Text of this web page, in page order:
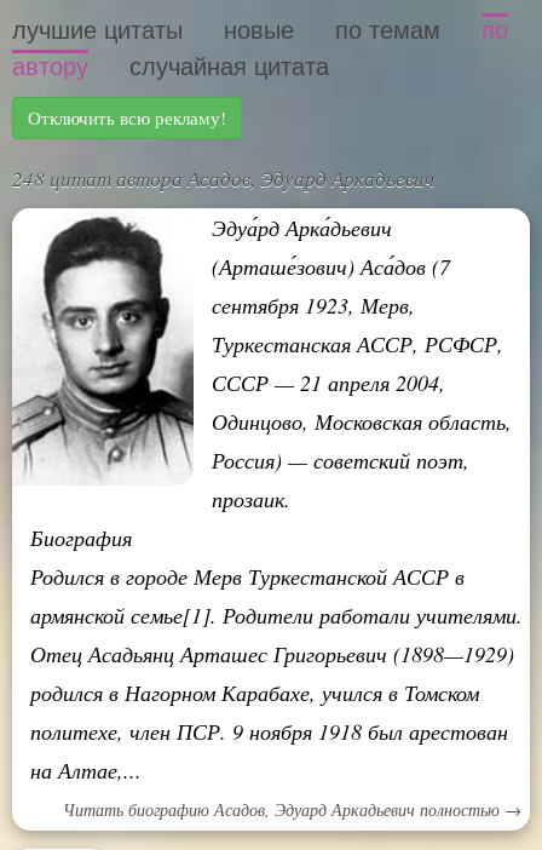
лучшие цитаты новые по темам
по
автору
случайная цитата
Отключить всю рекламу!
248 цитат автора Асадов, Эдуард Аркадьевич
Эдуа́рд Арка́дьевич
(Арташе́зович) Аса́дов (7
сентября 1923, Мерв,
Туркестанская АССР, РСФСР,
СССР — 21 апреля 2004,
Одинцово, Московская область,
Россия) — советский поэт,
прозаик.
Биография
Родился в городе Мерв Туркестанской АССР в
армянской семье[1]. Родители работали учителями.
Отец Асадьянц Арташес Григорьевич (1898—1929)
родился в Нагорном Карабахе, учился в Томском
политехе, член ПСР. 9 ноября 1918 был арестован
на Алтае,...
Читать биографию Асадов, Эдуард Аркадьевич полностью →